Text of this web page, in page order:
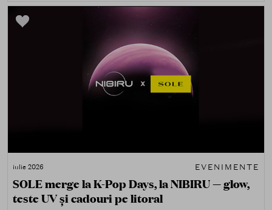
iulie 2026 EVENIMENTE
SOLE merge la K-Pop Days, la NIBIRU — glow,
teste UV și cadouri pe litoral